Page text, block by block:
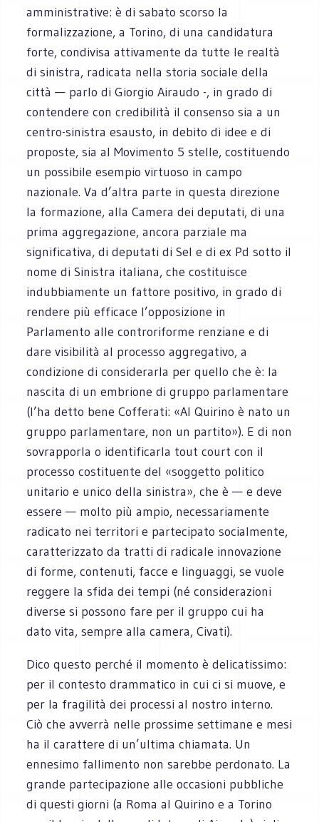
amministrative: è di sabato scorso la
formalizzazione, a Torino, di una candidatura
forte, condivisa attivamente da tutte le realtà
di sinistra, radicata nella storia sociale della
città — parlo di Giorgio Airaudo -, in grado di
contendere con credibilità il consenso sia a un
centro-sinistra esausto, in debito di idee e di
proposte, sia al Movimento 5 stelle, costituendo
un possibile esempio virtuoso in campo
nazionale. Va d’altra parte in questa direzione
la formazione, alla Camera dei deputati, di una
prima aggregazione, ancora parziale ma
significativa, di deputati di Sel e di ex Pd sotto il
nome di Sinistra italiana, che costituisce
indubbiamente un fattore positivo, in grado di
rendere più efficace l’opposizione in
Parlamento alle controriforme renziane e di
dare visibilità al processo aggregativo, a
condizione di considerarla per quello che è: la
nascita di un embrione di gruppo parlamentare
(l’ha detto bene Cofferati: «Al Quirino è nato un
gruppo parlamentare, non un partito»). E di non
sovrapporla o identificarla tout court con il
processo costituente del «soggetto politico
unitario e unico della sinistra», che è — e deve
essere — molto più ampio, necessariamente
radicato nei territori e partecipato socialmente,
caratterizzato da tratti di radicale innovazione
di forme, contenuti, facce e linguaggi, se vuole
reggere la sfida dei tempi (né considerazioni
diverse si possono fare per il gruppo cui ha
dato vita, sempre alla camera, Civati).
Dico questo perché il momento è delicatissimo:
per il contesto drammatico in cui ci si muove, e
per la fragilità dei processi al nostro interno.
Ciò che avverrà nelle prossime settimane e mesi
ha il carattere di un’ultima chiamata. Un
ennesimo fallimento non sarebbe perdonato. La
grande partecipazione alle occasioni pubbliche
di questi giorni (a Roma al Quirino e a Torino